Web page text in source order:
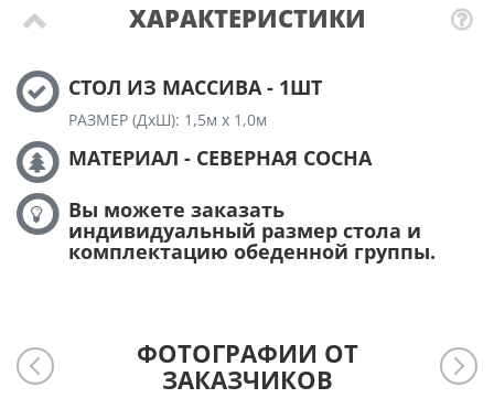
ХАРАКТЕРИСТИКИ
СТОЛ ИЗ МАССИВА - 1ШТ
РАЗМЕР (ДхШ): 1,5м х 1,0м
МАТЕРИАЛ - СЕВЕРНАЯ СОСНА
Вы можете заказать
индивидуальный размер стола и
комплектацию обеденной группы.
ФОТОГРАФИИ ОТ
ЗАКАЗЧИКОВ